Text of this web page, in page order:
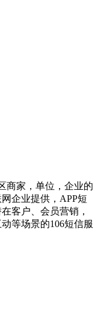
商家，单位，企业的
企业提供，APP短
客户、会员营销，
等场景的106短信服